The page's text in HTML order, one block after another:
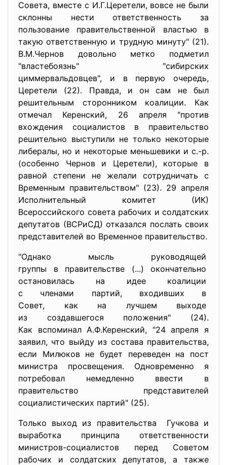
Совета, вместе с И.Г.Церетели, вовсе не были
склонны нести ответственность за
пользование правительственной властью в
такую ответственную и трудную минуту" (21).
В.М.Чернов довольно метко подметил
"властебоязнь" "сибирских
циммервальдовцев", и в первую очередь,
Церетели (22). Правда, и он сам не был
решительным сторонником коалиции. Как
отмечал Керенский, 26 апреля "против
вхождения социалистов в правительство
решительно выступили не только некоторые
либералы, но и некоторые меньшевики и с.-р.
(особенно Чернов и Церетели), которые в
равной степени не желали сотрудничать с
Временным правительством" (23). 29 апреля
Исполнительный комитет (ИК)
Всероссийского совета рабочих и солдатских
депутатов (ВСРиСД) отказался послать своих
представителей во Временное правительство.
"Однако мысль руководящей
группы в правительстве (...) окончательно
остановилась на идее коалиции
с членами партий, входивших в
Совет, как на лучшем выходе
из создавшегося положения" (24).
Как вспоминал А.Ф.Керенский, "24 апреля я
заявил, что выйду из состава правительства,
если Милюков не будет переведен на пост
министра просвещения. Одновременно я
потребовал немедленно ввести в
правительство представителей
социалистических партий" (25).
Только выход из правительства Гучкова и
выработка принципа ответственности
министров-социалистов перед Советом
рабочих и солдатских депутатов, а также